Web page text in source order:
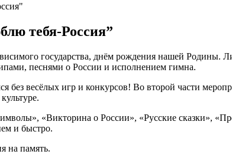
тебя-Россия”
государства, днём рождения нашей Родины.
песнями о России и исполнением гимна.
весёлых игр и конкурсов! Во второй части
«Викторина о России», «Русские сказки»,
и быстро.
на память.